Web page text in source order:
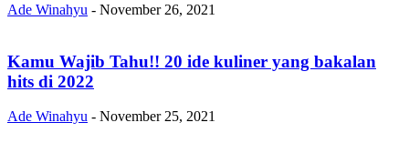
Ade Winahyu - November 26, 2021
Kamu Wajib Tahu!! 20 ide kuliner yang bakalan
hits di 2022
Ade Winahyu - November 25, 2021